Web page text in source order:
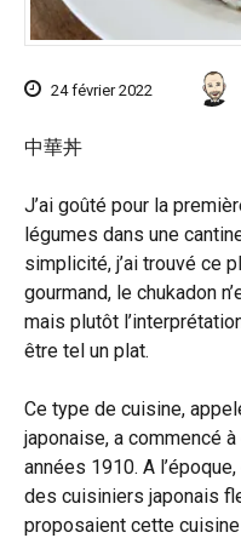
24 février 2022
中華丼
J’ai goûté pour la
légumes dans une
simplicité, j’ai trouvé ce
gourmand, le chukadon
mais plutôt
être tel un plat.
Ce type de cuisine,
japonaise, a commencé
années 1910. A
des cuisiniers japonais
proposaient cette